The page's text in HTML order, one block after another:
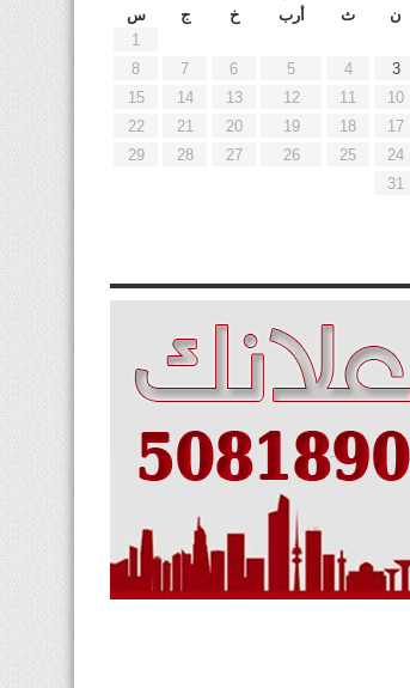
ن ث أرب خ ج
س
1
3
4
5
6
7
8
10
11
12
13
14
15
17
18
19
20
21
22
24
25
26
27
28
29
31